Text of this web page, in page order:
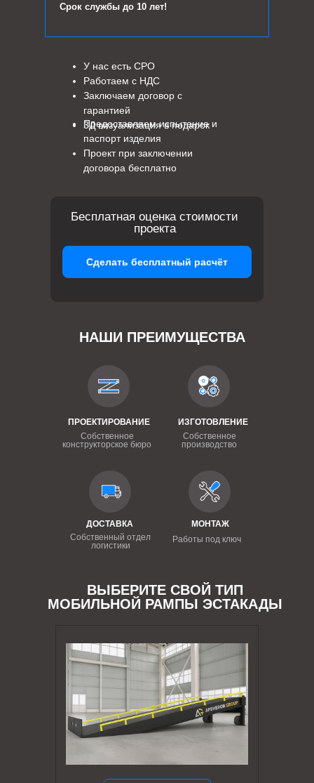
Срок службы до 10 лет!
Предоставляем испытание и
паспорт изделия
Проект при заключении
договора бесплатно
У нас есть СРО
Работаем с НДС
Заключаем договор с
гарантией
3Д визуализация в подарок
НАШИ ПРЕИМУЩЕСТВА
ПРОЕКТИРОВАНИЕ
Собственное
конструкторское бюро
ИЗГОТОВЛЕНИЕ
Собственное
производство
ДОСТАВКА
Собственный отдел
логистики
МОНТАЖ
Работы под ключ
Бесплатная оценка стоимости
проекта
Сделать бесплатный расчёт
ВЫБЕРИТЕ СВОЙ ТИП
МОБИЛЬНОЙ РАМПЫ ЭСТАКАДЫ